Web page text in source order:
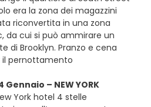
era la zona dei magazzini
riconvertita in una zona
cui si può ammirare un
di Brooklyn. Pranzo e cena
il pernottamento
– NEW YORK
York hotel 4 stelle